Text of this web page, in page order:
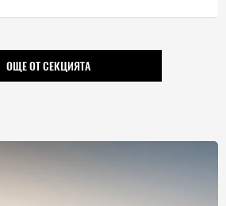
ОЩЕ ОТ СЕКЦИЯТА